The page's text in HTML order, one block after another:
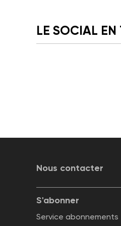
LE SOCIAL EN
Nous contacter
S'abonner
Service abonnements